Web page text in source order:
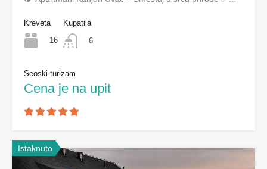
Kreveta
16
Kupatila
6
Seoski turizam
Cena je na upit
Istaknuto